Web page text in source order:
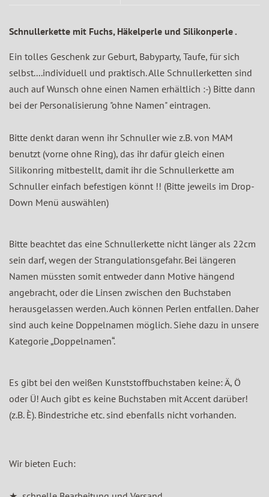
Schnullerkette mit Fuchs, Häkelperle und Silikonperle .
Ein tolles Geschenk zur Geburt, Babyparty, Taufe, für sich
selbst....individuell und praktisch. Alle Schnullerketten sind
auch auf Wunsch ohne einen Namen erhältlich :-) Bitte dann
bei der Personalisierung "ohne Namen" eintragen.
Bitte denkt daran wenn ihr Schnuller wie z.B. von MAM
benutzt (vorne ohne Ring), das ihr dafür gleich einen
Silikonring mitbestellt, damit ihr die Schnullerkette am
Schnuller einfach befestigen könnt !! (Bitte jeweils im Drop-
Down Menü auswählen)
Bitte beachtet das eine Schnullerkette nicht länger als 22cm
sein darf, wegen der Strangulationsgefahr. Bei längeren
Namen müssten somit entweder dann Motive hängend
angebracht, oder die Linsen zwischen den Buchstaben
herausgelassen werden. Auch können Perlen entfallen. Daher
sind auch keine Doppelnamen möglich. Siehe dazu in unsere
Kategorie „Doppelnamen“.
Es gibt bei den weißen Kunststoffbuchstaben keine: Ä, Ö
oder Ü! Auch gibt es keine Buchstaben mit Accent darüber!
(z.B. È). Bindestriche etc. sind ebenfalls nicht vorhanden.
Wir bieten Euch: